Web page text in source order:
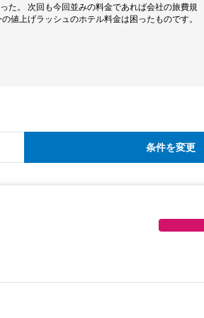
た。 次回も今回並みの料金であれば会社の旅費規
値上げラッシュのホテル料金は困ったものです。
条件を変更